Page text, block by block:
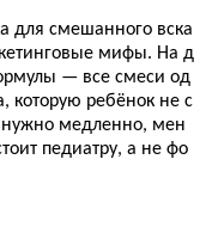
для смешанного вска
мифы. На д
— все смеси од
которую ребёнок не с
нужно медленно, мен
педиатру, а не фо